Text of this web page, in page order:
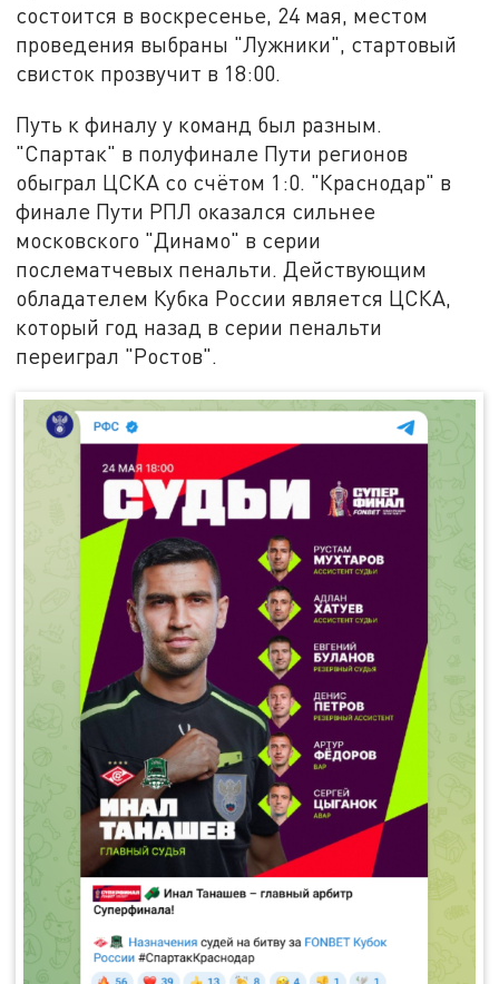
состоится в воскресенье, 24 мая, местом
проведения выбраны "Лужники", стартовый
свисток прозвучит в 18:00.
Путь к финалу у команд был разным.
"Спартак" в полуфинале Пути регионов
обыграл ЦСКА со счётом 1:0. "Краснодар" в
финале Пути РПЛ оказался сильнее
московского "Динамо" в серии
послематчевых пенальти. Действующим
обладателем Кубка России является ЦСКА,
который год назад в серии пенальти
переиграл "Ростов".